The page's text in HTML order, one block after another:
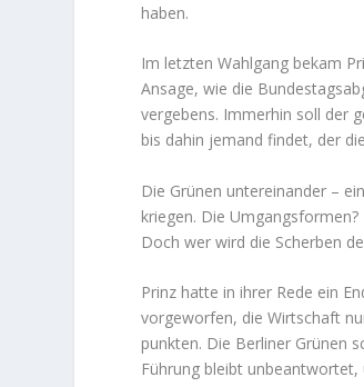
haben.
Im letzten Wahlgang bekam
Ansage, wie die
vergebens. Immerhin soll der
bis dahin jemand findet, der
Die Grünen untereinander –
kriegen. Die
Doch wer wird die Scherben
Prinz hatte in ihrer Rede ein
vorgeworfen, die Wirtschaft
punkten. Die Berliner Grünen
Führung bleibt